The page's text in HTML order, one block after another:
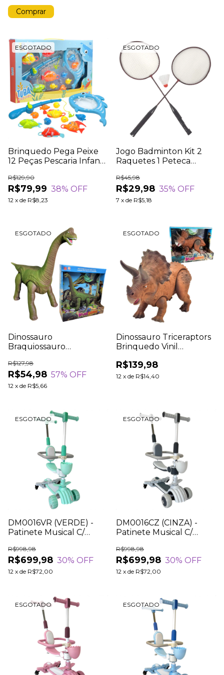
ESGOTADO
Brinquedo Pega Peixe
12 Peças Pescaria Infantil
R$79,99
R$129,90
38% OFF
12 x de R$8,23
ESGOTADO
Jogo Badminton Kit 2
Raquetes 1 Peteca
Peças
R$29,98
R$45,98
35% OFF
7 x de R$5,18
ESGOTADO
Dinossauro
Braquiossauro
Articulado DiverDinos
Coleção Divertoys
R$54,98
R$127,98
57% OFF
12 x de R$5,66
ESGOTADO
Dinossauro Triceraptors
Brinquedo Vinil
Coleção Divertoys
R$139,98
12 x de R$14,40
ESGOTADO
DM0016VR (VERDE) -
Patinete Musical C/
R$699,98
R$998,98
30% OFF
12 x de R$72,00
ESGOTADO
DM0016CZ (CINZA) -
Patinete Musical C/
R$699,98
R$998,98
30% OFF
12 x de R$72,00
ESGOTADO ESGOTADO